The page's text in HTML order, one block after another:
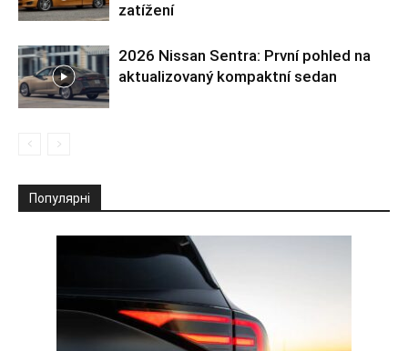
zatížení
2026 Nissan Sentra: První pohled na
aktualizovaný kompaktní sedan
Популярні